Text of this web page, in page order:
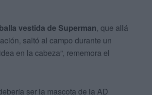
vestida de Superman, que allá
saltó al campo durante un
en la cabeza”, rememora el
ser la mascota de la AD